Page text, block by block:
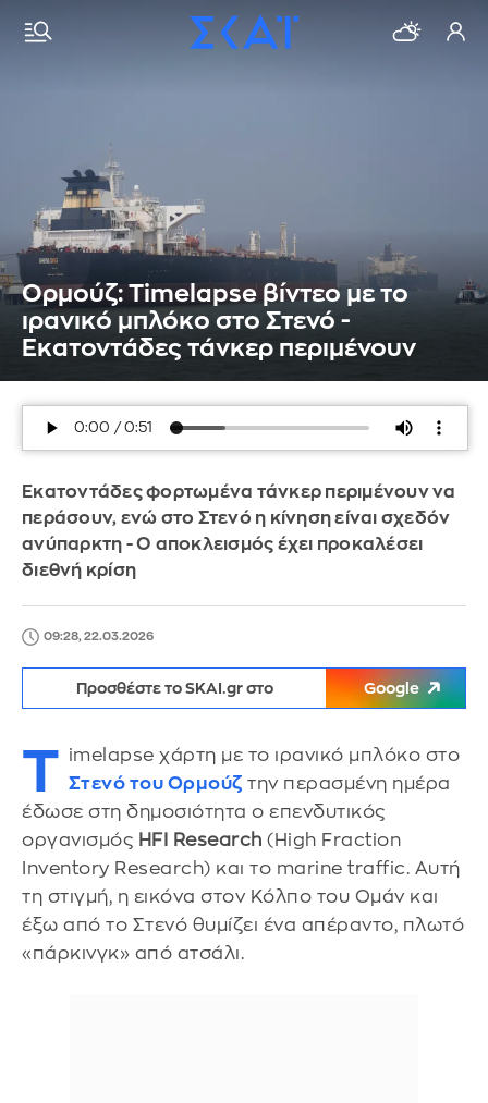
Ορμούζ: Timelapse βίντεο με το
ιρανικό μπλόκο στο Στενό -
Εκατοντάδες τάνκερ περιμένουν
Εκατοντάδες φορτωμένα τάνκερ περιμένουν να
περάσουν, ενώ στο Στενό η κίνηση είναι σχεδόν
ανύπαρκτη - Ο αποκλεισμός έχει προκαλέσει
διεθνή κρίση
09:28, 22.03.2026
Προσθέστε το SKAI.gr στο Google
T imelapse χάρτη με το ιρανικό μπλόκο στο
Στενό του Ορμούζ την περασμένη ημέρα
έδωσε στη δημοσιότητα ο επενδυτικός
οργανισμός HFI Research (High Fraction
Inventory Research) και το marine traffic. Αυτή
τη στιγμή, η εικόνα στον Κόλπο του Ομάν και
έξω από το Στενό θυμίζει ένα απέραντο, πλωτό
«πάρκινγκ» από ατσάλι.